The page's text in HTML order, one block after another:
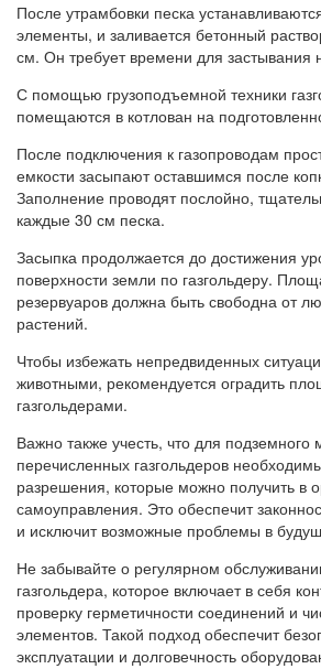
После утрамбовки песка
элементы, и заливается бетонный
см. Он требует времени для
С помощью грузоподъемной техники
помещаются в котлован на
После подключения к газопроводам
емкости засыпают оставшимся после
Заполнение проводят послойно,
каждые 30 см песка.
Засыпка продолжается до достижения
поверхности земли по газгольдеру.
резервуаров должна быть свободна от
растений.
Чтобы избежать непредвиденных
животными, рекомендуется оградить
газгольдерами.
Важно также учесть, что для подземного
перечисленных газгольдеров
разрешения, которые можно получить в
самоуправления. Это обеспечит
и исключит возможные проблемы в
Не забывайте о регулярном
газгольдера, которое включает в себя
проверку герметичности соединений и
элементов. Такой подход обеспечит
эксплуатации и долговечность